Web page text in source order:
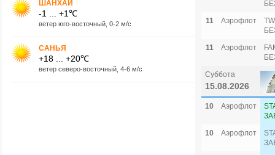
ШАНХАЙ
-1 ... +1℃
ветер юго-восточный, 0-2 м/с
САНЬЯ
+18 ... +20℃
ветер северо-восточный, 4-6 м/с
11
Аэрофлот
11
Аэрофлот
Суббота
15.08.2026
10 Аэрофлот
10
Аэрофлот